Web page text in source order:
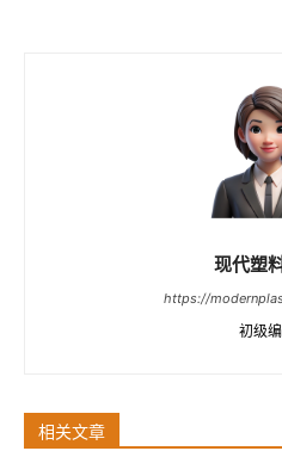
现代塑
https://
初级
相关文章